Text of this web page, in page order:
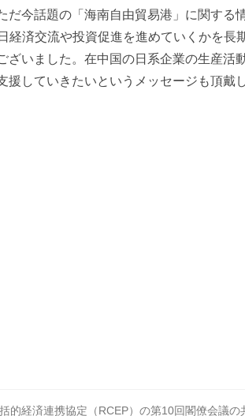
今話題の「海南自由貿易港」に関する
経済交流や投資促進を進めていくかを長
いました。在中国の日系企業の生産活
していきたいというメッセージも頂戴
括的経済連携協定（RCEP）の第10回閣僚会議の